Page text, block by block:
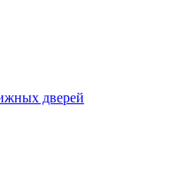
дверей